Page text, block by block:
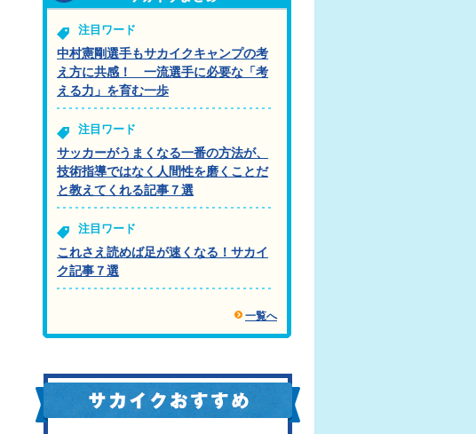
注目ワード
中村憲剛選手もサカイクキャンプの考
え方に共感！ 一流選手に必要な「考
える力」を育む一歩
注目ワード
サッカーがうまくなる一番の方法が、
技術指導ではなく人間性を磨くことだ
と教えてくれる記事７選
注目ワード
これさえ読めば足が速くなる！サカイ
ク記事７選
一覧へ